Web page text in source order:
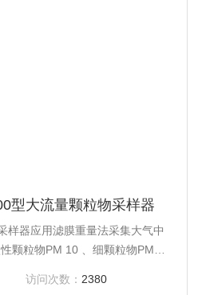
型大流量颗粒物采样器
样器应用滤膜重量法采集大气中
颗粒物PM 10 、细颗粒物PM2.5
度监测。
访问次数： 2380